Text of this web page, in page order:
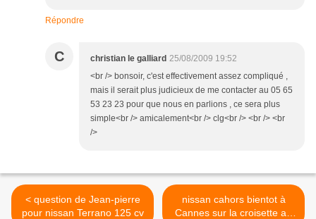
Répondre
C christian le galliard 25/08/2009 19:52
<br /> bonsoir, c'est effectivement assez compliqué ,
mais il serait plus judicieux de me contacter au 05 65
53 23 23 pour que nous en parlions , ce sera plus
simple<br /> amicalement<br /> clg<br /> <br /> <br
/>
< question de Jean-pierre
pour nissan Terrano 125 cv
nissan cahors bientot à
Cannes sur la croisette au